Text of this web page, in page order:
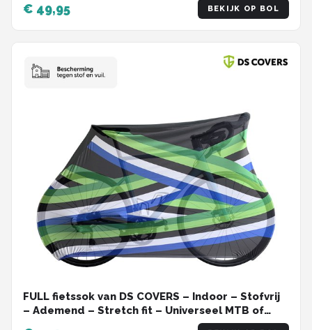
€ 49,95 BEKIJK OP BOL
FULL fietssok van DS COVERS – Indoor – Stofvrij
– Ademend – Stretch fit – Universeel MTB of